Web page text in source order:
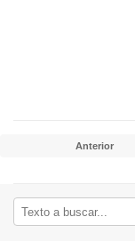
Anterior